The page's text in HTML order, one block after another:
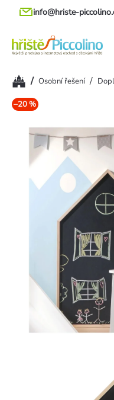
Přejít
info@hriste-
Domů/ Osobní řešení /
–20 %